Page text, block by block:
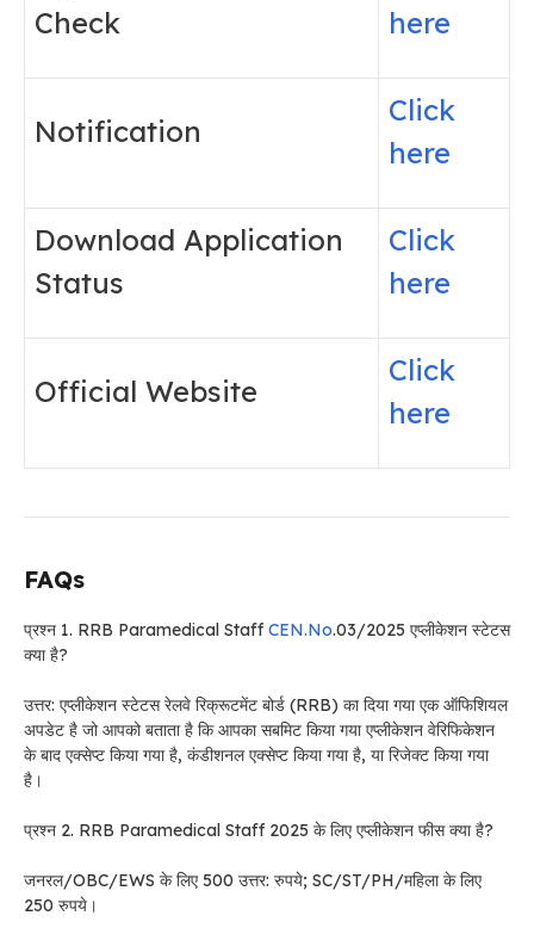
Check
here
Notification
Click
here
Download Application
Status
Click
here
Official Website
Click
here
FAQs
प्रश्न 1. RRB Paramedical StaffCEN.No.03/2025 एप्लीकेशन स्टेटस
क्या है?
उत्तर: एप्लीकेशन स्टेटस रेलवे रिक्रूटमेंट बोर्ड (RRB) का दिया गया एक ऑफिशियल
अपडेट है जो आपको बताता है कि आपका सबमिट किया गया एप्लीकेशन वेरिफिकेशन
के बाद एक्सेप्ट किया गया है, कंडीशनल एक्सेप्ट किया गया है, या रिजेक्ट किया गया
है।
प्रश्न 2. RRB Paramedical Staff 2025 के लिए एप्लीकेशन फीस क्या है?
जनरल/OBC/EWS के लिए 500 उत्तर: रुपये; SC/ST/PH/महिला के लिए
250 रुपये।